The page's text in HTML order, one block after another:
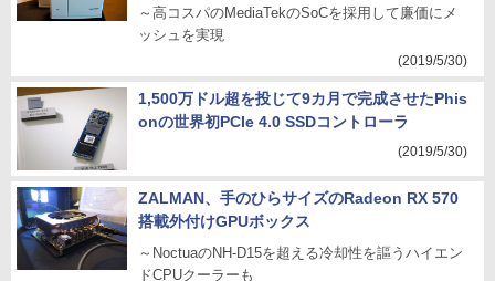
～高コスパのMediaTekのSoCを採用して廉価にメ
ッシュを実現
(2019/5/30)
1,500万ドル超を投じて9カ月で完成させたPhis
onの世界初PCIe 4.0 SSDコントローラ
(2019/5/30)
ZALMAN、手のひらサイズのRadeon RX 570
搭載外付けGPUボックス
～NoctuaのNH-D15を超える冷却性を謳うハイエン
ドCPUクーラーも